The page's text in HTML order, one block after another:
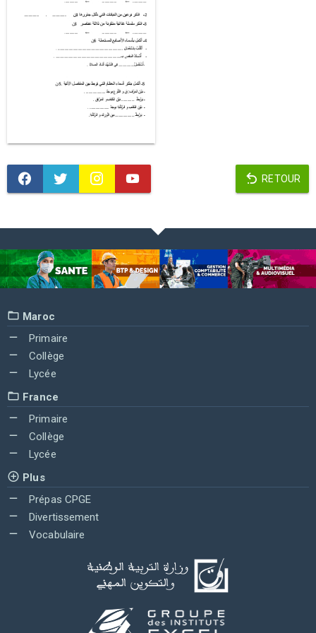
RETOUR
Maroc
Primaire
Collège
Lycée
France
Primaire
Collège
Lycée
Plus
Prépas CPGE
Divertissement
Vocabulaire